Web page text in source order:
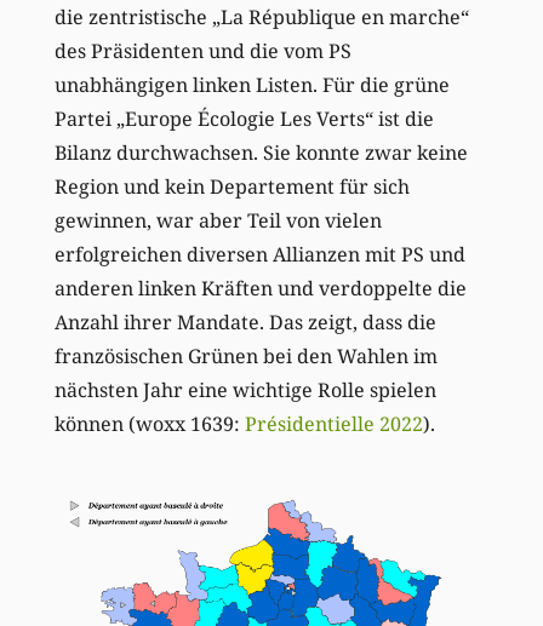
die zentristische „La République en marche“
des Präsidenten und die vom PS
unabhängigen linken Listen. Für die grüne
Partei „Europe Écologie Les Verts“ ist die
Bilanz durchwachsen. Sie konnte zwar keine
Region und kein Departement für sich
gewinnen, war aber Teil von vielen
erfolgreichen diversen Allianzen mit PS und
anderen linken Kräften und verdoppelte die
Anzahl ihrer Mandate. Das zeigt, dass die
französischen Grünen bei den Wahlen im
nächsten Jahr eine wichtige Rolle spielen
können (woxx 1639: Présidentielle 2022).